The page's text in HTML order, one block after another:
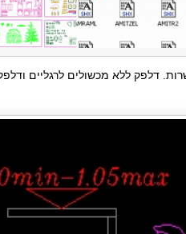
דלפק ללא מכשולים לרגליים